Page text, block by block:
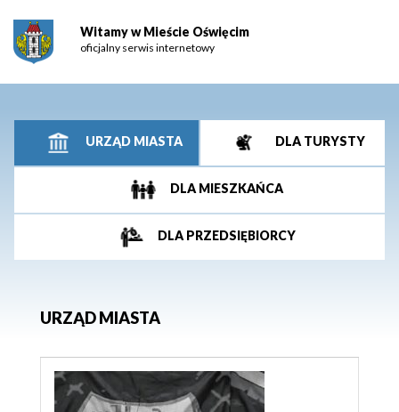
Witamy w Mieście Oświęcim
oficjalny serwis internetowy
DLA TURYSTY
DLA MIESZKAŃCA
DLA PRZEDSIĘBIORCY
URZĄD MIASTA
URZĄD MIASTA